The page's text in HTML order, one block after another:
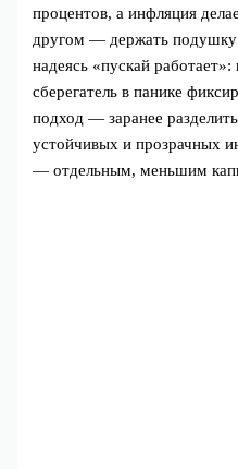
процентов, а инфляция
другом — держать подушку
надеясь «пускай
сберегатель в панике
подход — заранее
устойчивых и прозрачных
— отдельным, меньшим